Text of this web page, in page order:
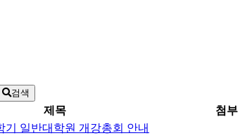
검색
제목 첨부
기 일반대학원 개강총회 안내